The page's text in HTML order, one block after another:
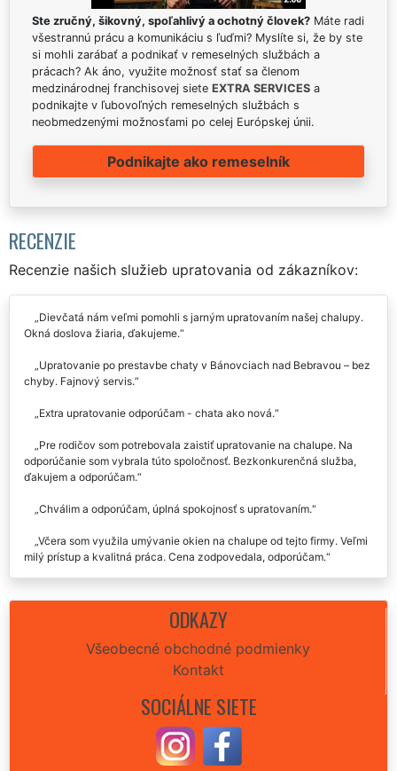
Ste zručný, šikovný, spoľahlivý a ochotný človek? Máte radi
všestrannú prácu a komunikáciu s ľuďmi? Myslíte si, že by ste
si mohli zarábať a podnikať v remeselných službách a
prácach? Ak áno, využite možnosť stať sa členom
medzinárodnej franchisovej siete EXTRA SERVICES a
podnikajte v ľubovoľných remeselných službách s
neobmedzenými možnosťami po celej Európskej únii.
Podnikajte ako remeselník
RECENZIE
Recenzie našich služieb upratovania od zákazníkov:
Dievčatá nám veľmi pomohli s jarným upratovaním našej chalupy.
Okná doslova žiaria, ďakujeme.
Upratovanie po prestavbe chaty v Bánovciach nad Bebravou – bez
chyby. Fajnový servis.
Extra upratovanie odporúčam - chata ako nová.
Pre rodičov som potrebovala zaistiť upratovanie na chalupe. Na
odporúčanie som vybrala túto spoločnosť. Bezkonkurenčná služba,
ďakujem a odporúčam.
Chválim a odporúčam, úplná spokojnosť s upratovaním.
Včera som využila umývanie okien na chalupe od tejto firmy. Veľmi
milý prístup a kvalitná práca. Cena zodpovedala, odporúčam.
Bebravou. Najprv sme využili spoločnosť extra. Už meniť nebudeme,
skvelá kvalita aj cena. Odporúčame.
ODKAZY
Všeobecné obchodné podmienky
Kontakt
SOCIÁLNE SIETE